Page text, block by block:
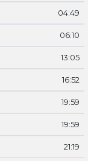
04:49
06:10
13:05
16:52
19:59
19:59
21:19